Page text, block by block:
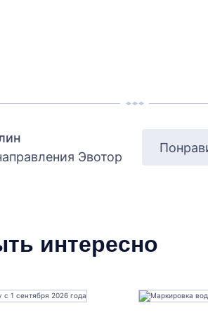
Эвотор
интересно